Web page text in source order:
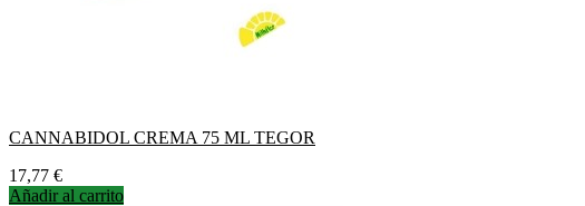
CANNABIDOL CREMA 75 ML TEGOR
Precio
17,77 €
Añadir al carrito